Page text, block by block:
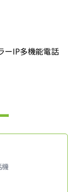
ーIP多機能電話
機